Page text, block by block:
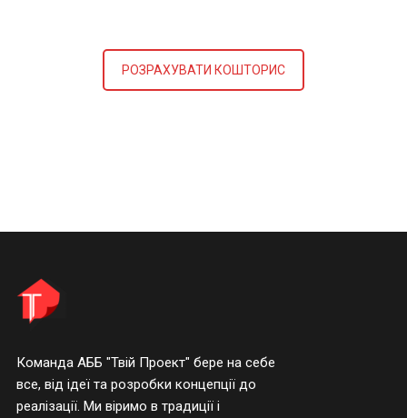
РОЗРАХУВАТИ КОШТОРИС
Команда АББ "Твій Проект" бере на себе
все, від ідеї та розробки концепції до
реалізації. Ми віримо в традиції і